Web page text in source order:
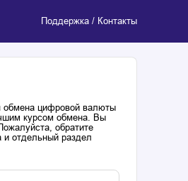
Поддержка / Контакты
обмена цифровой валюты
курсом обмена. Вы
обратите
и отдельный раздел